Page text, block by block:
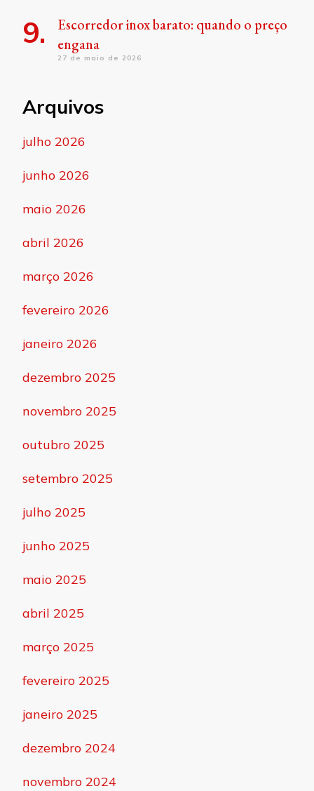
Escorredor inox barato: quando o preço
engana
27 de maio de 2026
Arquivos
julho 2026
junho 2026
maio 2026
abril 2026
março 2026
fevereiro 2026
janeiro 2026
dezembro 2025
novembro 2025
outubro 2025
setembro 2025
julho 2025
junho 2025
maio 2025
abril 2025
março 2025
fevereiro 2025
janeiro 2025
dezembro 2024
novembro 2024